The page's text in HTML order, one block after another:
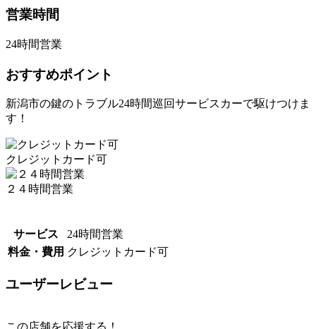
営業時間
24時間営業
おすすめポイント
新潟市の鍵のトラブル24時間巡回サービスカーで駆けつけま
す！
クレジットカード可
２４時間営業
サービス
24時間営業
料金・費用 クレジットカード可
ユーザーレビュー
この店舗を応援する！